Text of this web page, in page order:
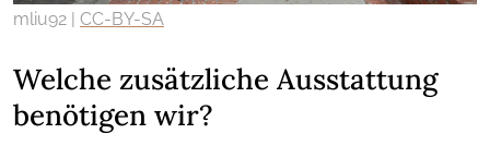
mliu92 | CC-BY-SA
Welche zusätzliche Ausstattung
benötigen wir?